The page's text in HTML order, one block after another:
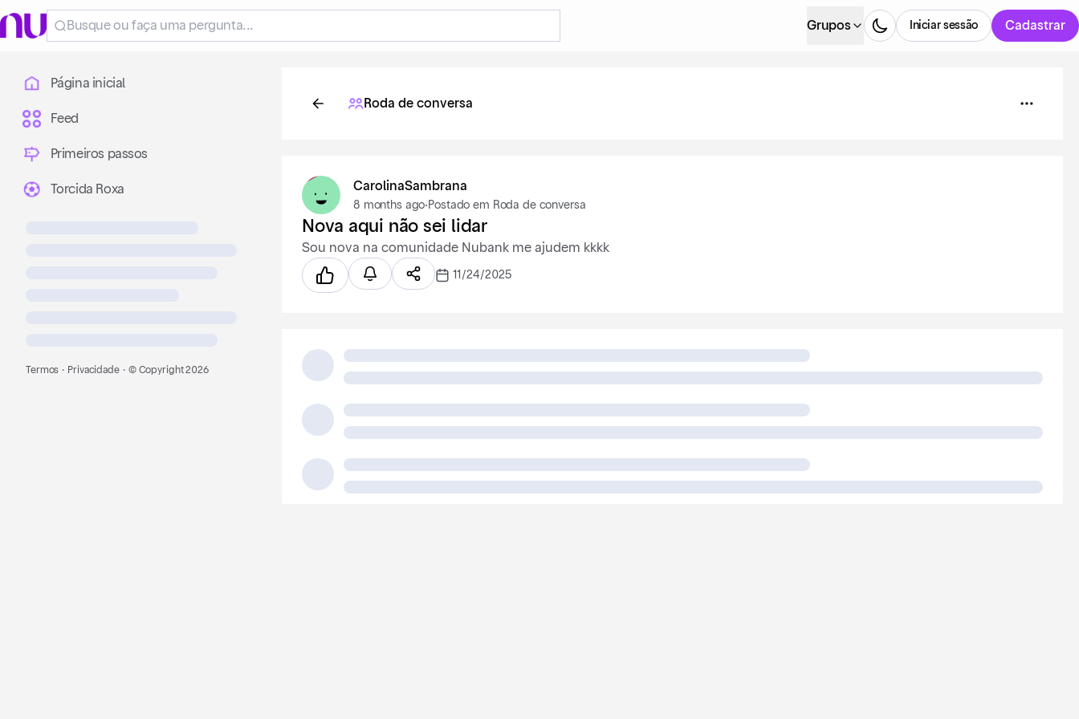
Grupos Cadastrar
Iniciar sessão
Página inicial
Feed
Primeiros passos
Torcida Roxa
Termos · Privacidade · © Copyright2026
Roda de conversa
CarolinaSambrana
8 months ago· Postado em Roda de conversa
Nova aqui não sei lidar
Sou nova na comunidade Nubank me ajudem kkkk
11/24/2025